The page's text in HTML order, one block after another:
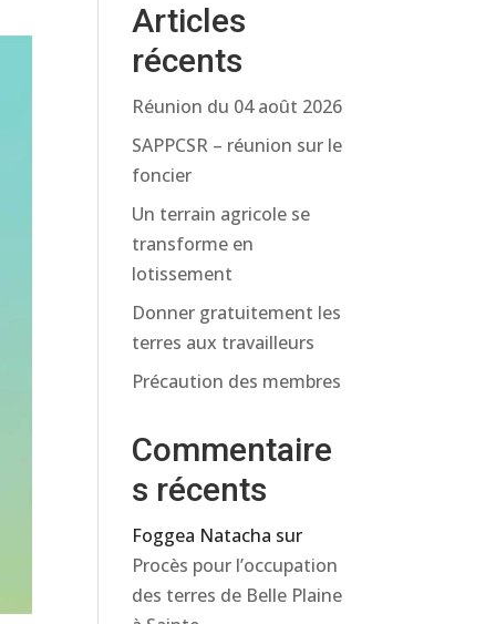
Articles
récents
Réunion du 04 août 2026
SAPPCSR – réunion sur le
foncier
Un terrain agricole se
transforme en
lotissement
Donner gratuitement les
terres aux travailleurs
Précaution des membres
Commentaire
s récents
Foggea Natacha sur
Procès pour l’occupation
des terres de Belle Plaine